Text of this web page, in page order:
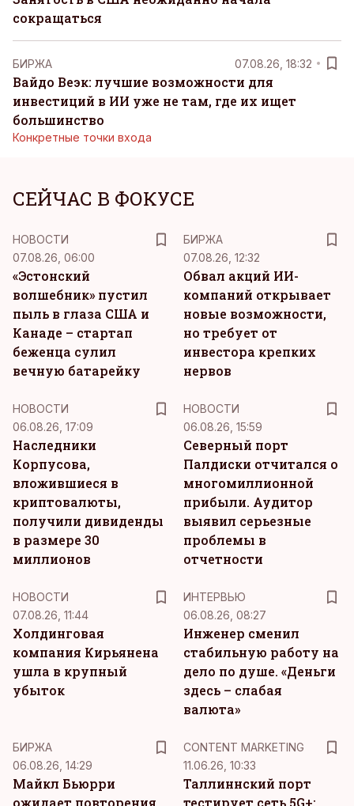
сокращаться
БИРЖА 07.08.26, 18:32
Вайдо Веэк: лучшие возможности для
инвестиций в ИИ уже не там, где их ищет
большинство
Конкретные точки входа
СЕЙЧАС В ФОКУСЕ
НОВОСТИ
07.08.26, 06:00
«Эстонский
волшебник» пустил
пыль в глаза США и
Канаде – стартап
беженца сулил
вечную батарейку
БИРЖА
07.08.26, 12:32
Обвал акций ИИ-
компаний открывает
новые возможности,
но требует от
инвестора крепких
нервов
НОВОСТИ
06.08.26, 17:09
Наследники
Корпусова,
вложившиеся в
криптовалюты,
получили дивиденды
в размере 30
миллионов
НОВОСТИ
06.08.26, 15:59
Северный порт
Палдиски отчитался о
многомиллионной
прибыли. Аудитор
выявил серьезные
проблемы в
отчетности
НОВОСТИ
07.08.26, 11:44
Холдинговая
компания Кирьянена
ушла в крупный
убыток
ИНТЕРВЬЮ
06.08.26, 08:27
Инженер сменил
стабильную работу на
дело по душе. «Деньги
здесь – слабая
валюта»
БИРЖА
06.08.26, 14:29
Майкл Бьюрри
ожидает повторения
CONTENT MARKETING
11.06.26, 10:33
Таллиннский порт
тестирует сеть 5G+: